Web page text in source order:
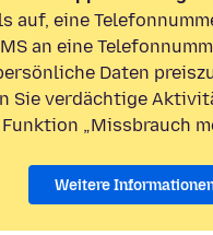
auf, eine
an eine
Daten
Sie verdächtige
Funktion „Missbrauch
Weitere